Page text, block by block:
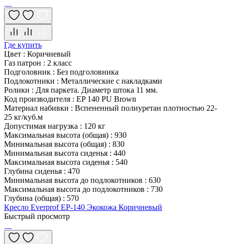
Где купить
Цвет : Коричневый
Газ патрон : 2 класс
Подголовник : Без подголовника
Подлокотники : Металлические с накладками
Ролики : Для паркета. Диаметр штока 11 мм.
Код производителя : EP 140 PU Brown
Материал набивки : Вспененный полиуретан плотностью 22-
25 кг/куб.м
Допустимая нагрузка : 120 кг
Максимальная высота (общая) : 930
Минимальная высота (общая) : 830
Минимальная высота сиденья : 440
Максимальная высота сиденья : 540
Глубина сиденья : 470
Минимальная высота до подлокотников : 630
Максимальная высота до подлокотников : 730
Глубина (общая) : 570
Кресло Everprof EP-140 Экокожа Коричневый
Быстрый просмотр